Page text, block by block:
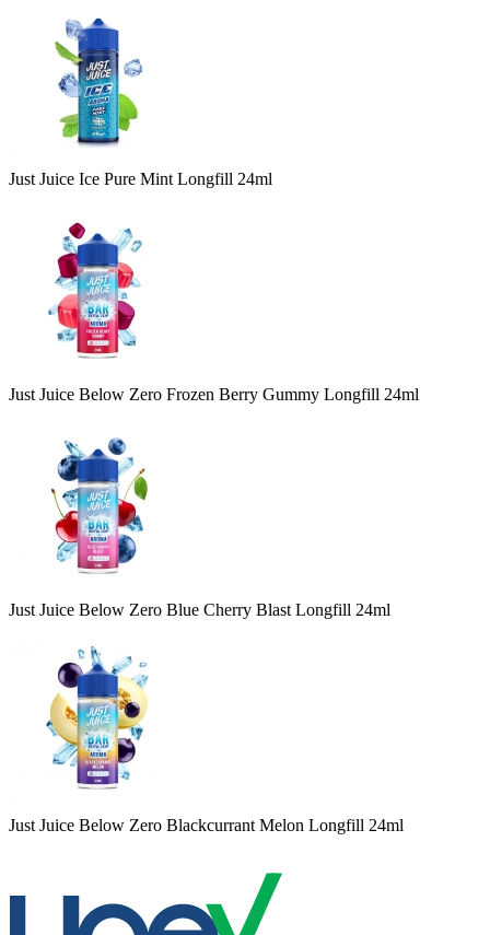
Just Juice Ice Pure Mint Longfill 24ml
Just Juice Below Zero Frozen Berry Gummy Longfill 24ml
Just Juice Below Zero Blue Cherry Blast Longfill 24ml
Just Juice Below Zero Blackcurrant Melon Longfill 24ml